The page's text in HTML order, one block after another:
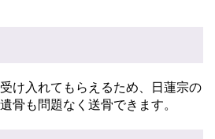
け入れてもらえるため、日蓮宗の
骨も問題なく送骨できます。